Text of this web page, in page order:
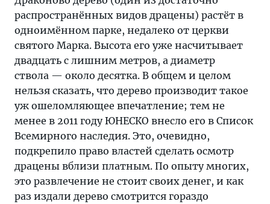
распространённых видов драцены) растёт в
одноимённом парке, недалеко от церкви
святого Марка. Высота его уже насчитывает
двадцать с лишним метров, а диаметр
ствола — около десятка. В общем и целом
нельзя сказать, что дерево производит такое
уж ошеломляющее впечатление; тем не
менее в 2011 году ЮНЕСКО внесло его в Список
Всемирного наследия. Это, очевидно,
подкрепило право властей сделать осмотр
драцены вблизи платным. По опыту многих,
это развлечение не стоит своих денег, и как
раз издали дерево смотрится гораздо